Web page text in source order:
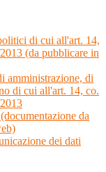
di cui all'art. 14,
(da pubblicare in
amministrazione, di
di cui all'art. 14, co.
da
dei dati